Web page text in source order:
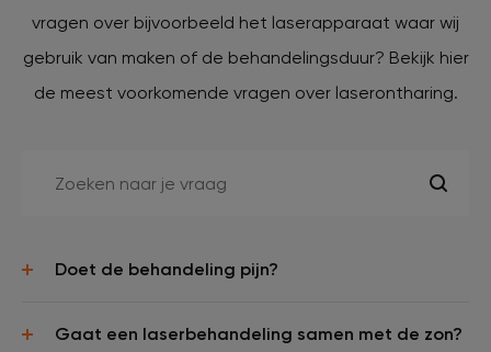
vragen over bijvoorbeeld het laserapparaat waar wij
gebruik van maken of de behandelingsduur? Bekijk hier
de meest voorkomende vragen over laserontharing.
Doet de behandeling pijn?
Gaat een laserbehandeling samen met de zon?